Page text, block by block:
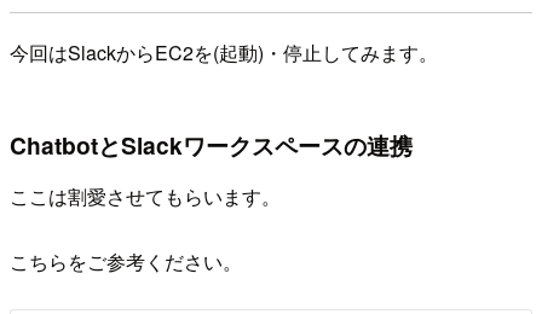
今回はSlackからEC2を(起動)・停止してみます。
ChatbotとSlackワークスペースの連携
ここは割愛させてもらいます。
こちらをご参考ください。